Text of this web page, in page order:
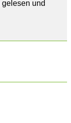
gelesen und